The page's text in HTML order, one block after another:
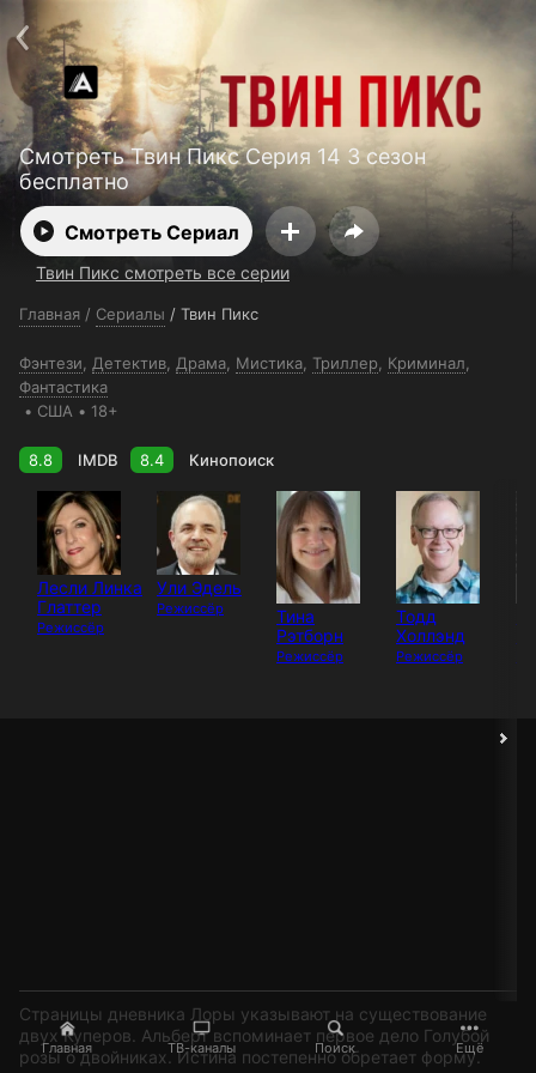
Главная ТВ-каналы Поиск Ещё
Смотреть Твин Пикс Серия 14 3 сезон
бесплатно
Смотреть Сериал
Твин Пикс смотреть все серии
Главная / Сериалы / Твин Пикс
Фэнтези Детектив Драма Мистика Триллер Криминал
Фантастика
США
18+
8.8 IMDB 8.4 Кинопоиск
Лесли Линка
Глаттер
Режиссёр
Ули Эдель
Режиссёр
Тина
Рэтборн
Режиссёр
Тодд
Холлэнд
Режиссёр
Страницы дневника Лоры указывают на существование
двух Куперов. Альберт вспоминает первое дело Голубой
розы о двойниках. Истина постепенно обретает форму.
Поддержка:
О сервисе
Пользовательское соглашение
Политика конфиденциальности
Для партнёров
Открыть приложение
Ввести промокод
Установить на ТВ
Бесплатные каналы Контакты